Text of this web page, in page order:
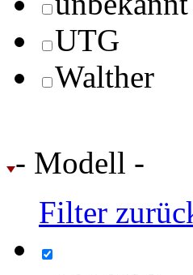
UTG
Walther
- Modell -
Filter